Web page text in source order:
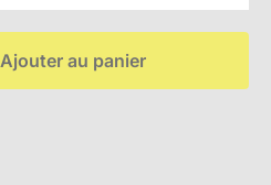
Ajouter au panier